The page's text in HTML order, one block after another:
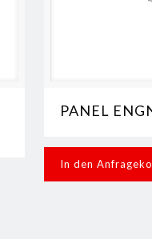
PANEL
In den